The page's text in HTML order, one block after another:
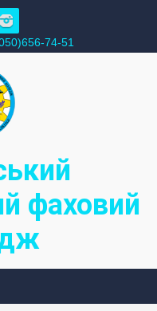
74-51
фаховий